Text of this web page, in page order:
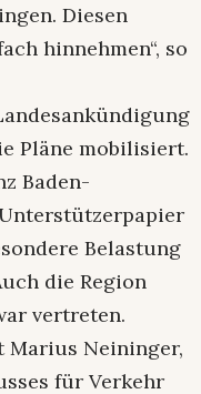
Diesen
hinnehmen“, so
Pläne mobilisiert.
Baden-
Belastung
die Region
vertreten.
Marius Neininger,
für Verkehr